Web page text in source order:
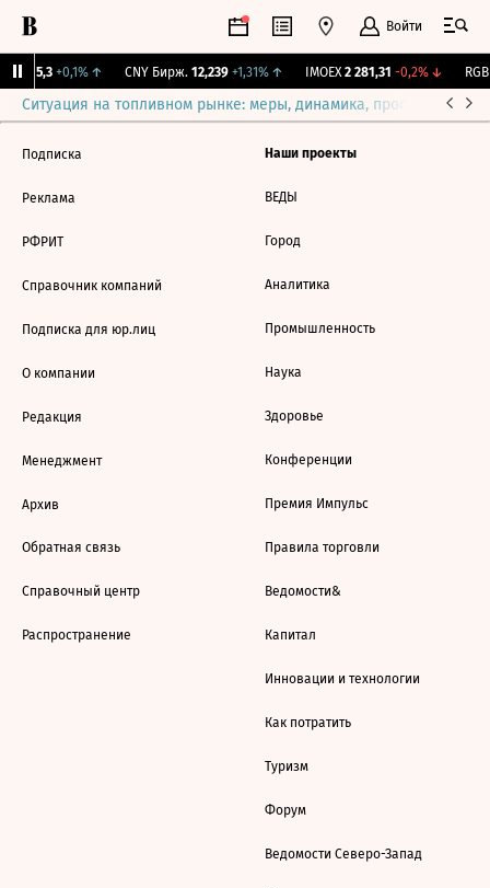
Войти
115,3 +0,1%↑ CNY Бирж. 12,239 +1,31%↑ IMOEX 2 281,31 -0,2%↓
Ситуация на топливном рынке: меры, динамика, прогнозы
Подписка
Реклама
РФРИТ
Справочник компаний
Подписка для юр.лиц
О компании
Редакция
Менеджмент
Архив
Обратная связь
Справочный центр
Распространение
Наши проекты
ВЕДЫ
Город
Аналитика
Промышленность
Наука
Здоровье
Конференции
Премия Импульс
Правила торговли
Ведомости&
Капитал
Инновации и технологии
Как потратить
Туризм
Форум
Ведомости Северо-Запад